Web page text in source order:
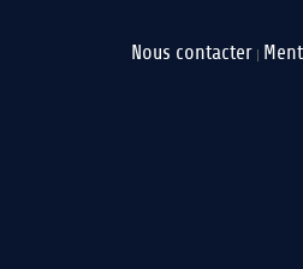
Nous contacter |